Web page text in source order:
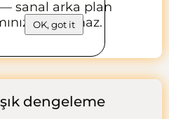
sanal arka plan
kapatmaz.
dengeleme
OK, got it